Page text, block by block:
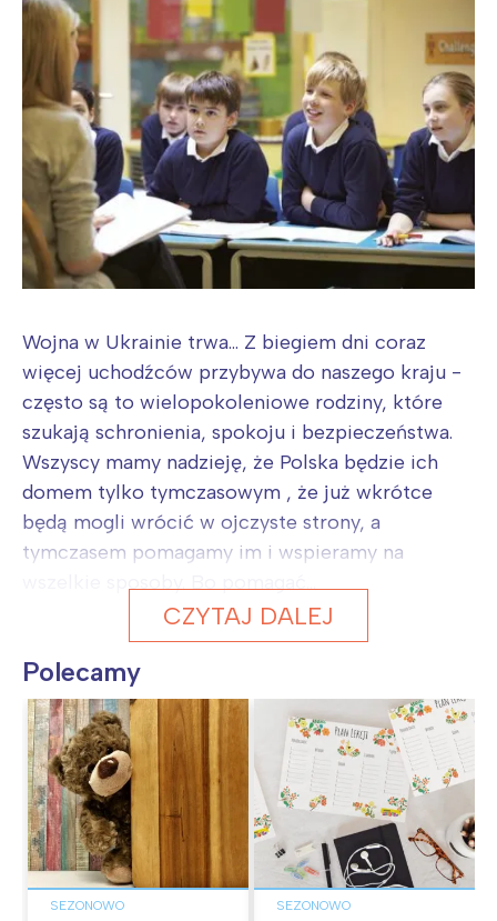
Wojna w Ukrainie trwa... Z biegiem dni coraz
więcej uchodźców przybywa do naszego kraju -
często są to wielopokoleniowe rodziny, które
szukają schronienia, spokoju i bezpieczeństwa.
Wszyscy mamy nadzieję, że Polska będzie ich
domem tylko tymczasowym , że już wkrótce
będą mogli wrócić w ojczyste strony, a
tymczasem pomagamy im i wspieramy na
CZYTAJ DALEJ
Polecamy
SEZONOWO SEZONOWO